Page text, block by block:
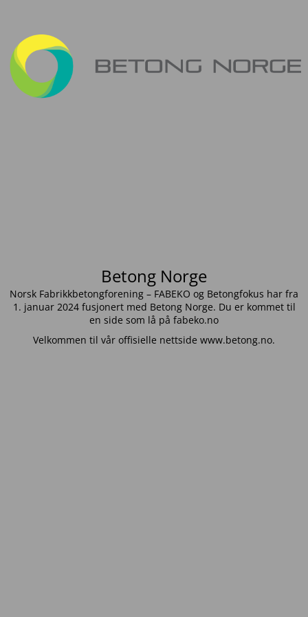
Betong Norge
Norsk Fabrikkbetongforening – FABEKO og Betongfokus har fra
1. januar 2024 fusjonert med Betong Norge. Du er kommet til
en side som lå på fabeko.no
Velkommen til vår offisielle nettside www.betong.no.